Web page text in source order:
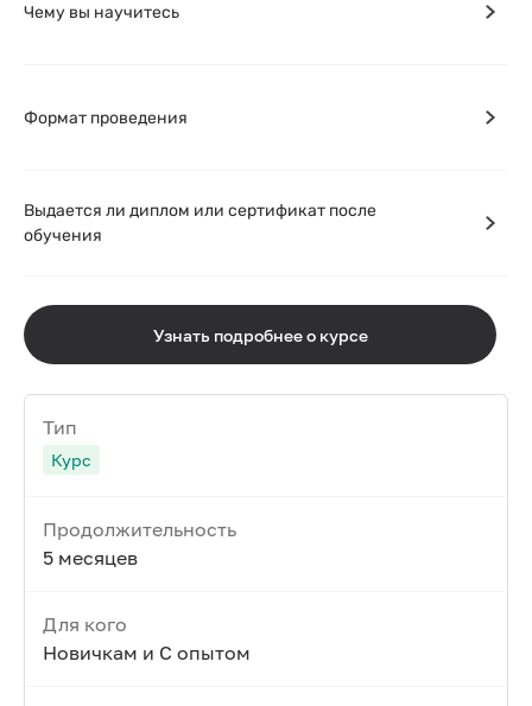
Чему вы научитесь
Формат проведения
Выдается ли диплом или сертификат после
обучения
Узнать подробнее о курсе
Тип
Курс
Продолжительность
5 месяцев
Для кого
Новичкам и С опытом